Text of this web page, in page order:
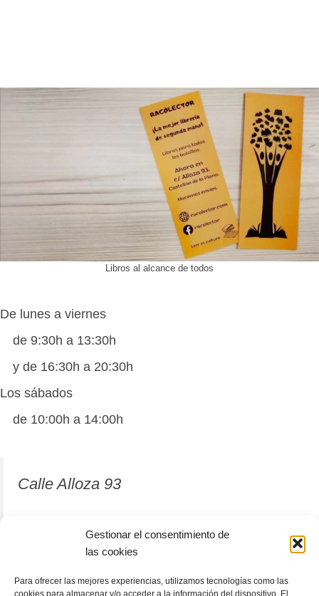
Gestionar el consentimiento de
las cookies
Para ofrecer las mejores experiencias, utilizamos tecnologías como las
cookies para almacenar y/o acceder a la información del dispositivo. El
Libros al alcance de todos
De lunes a viernes
de 9:30h a 13:30h
y de 16:30h a 20:30h
Los sábados
de 10:00h a 14:00h
Calle Alloza 93
12001 Castellón de la Plana
964 81 37 63